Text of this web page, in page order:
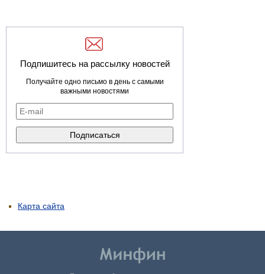
Подпишитесь на рассылку новостей
Получайте одно письмо в день с самыми
важными новостями
Карта сайта